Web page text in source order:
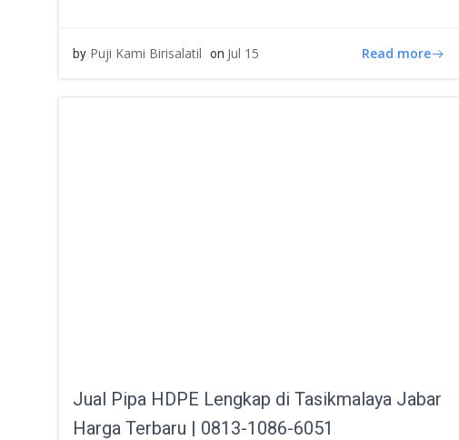
by Puji Kami Birisalatil on Jul 15 Read more
Jual Pipa HDPE Lengkap di Tasikmalaya Jabar
Harga Terbaru | 0813-1086-6051